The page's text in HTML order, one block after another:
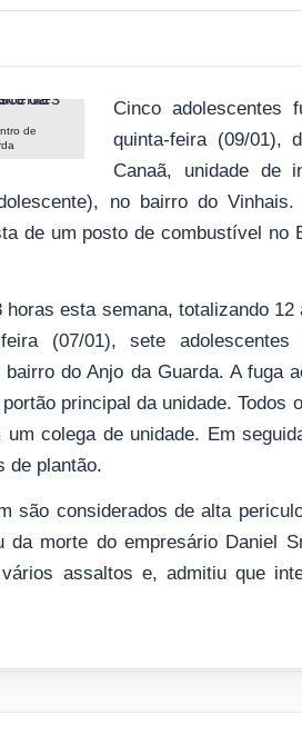
de
Cinco adolescentes
quinta-feira (09/01),
Canaã, unidade de
no bairro do
de um posto de combustível no
esta semana, totalizando
(07/01), sete
do Anjo da Guarda. A fuga
principal da unidade. Todos
colega de unidade. Em
de plantão.
são considerados de alta
da morte do empresário Daniel
assaltos e, admitiu que